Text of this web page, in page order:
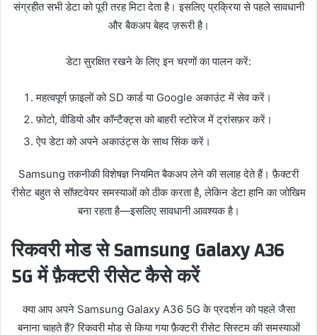
संग्रहीत सभी डेटा को पूरी तरह मिटा देता है। इसलिए प्रक्रिया से पहले सावधानी
और बैकअप बेहद ज़रूरी है।
डेटा सुरक्षित रखने के लिए इन चरणों का पालन करें:
महत्वपूर्ण फ़ाइलों को SD कार्ड या Google अकाउंट में सेव करें।
फ़ोटो, वीडियो और कॉन्टैक्ट्स को बाहरी स्टोरेज में ट्रांसफ़र करें।
ऐप डेटा को अपने अकाउंट्स के साथ सिंक करें।
Samsung तकनीकी विशेषज्ञ नियमित बैकअप लेने की सलाह देते हैं। फ़ैक्टरी
रीसेट बहुत से सॉफ़्टवेयर समस्याओं को ठीक करता है, लेकिन डेटा हानि का जोखिम
बना रहता है—इसलिए सावधानी आवश्यक है।
रिकवरी मोड से Samsung Galaxy A36
5G में फ़ैक्टरी रीसेट कैसे करें
क्या आप अपने Samsung Galaxy A36 5G के प्रदर्शन को पहले जैसा
बनाना चाहते हैं? रिकवरी मोड से किया गया फ़ैक्टरी रीसेट सिस्टम की समस्याओं